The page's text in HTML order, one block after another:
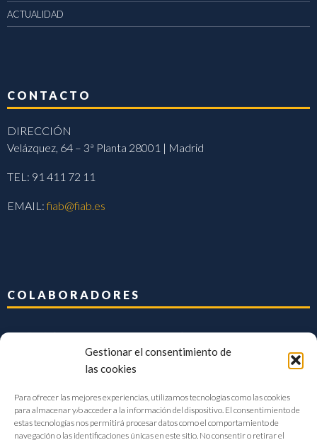
Gestionar el consentimiento de
las cookies
Para ofrecer las mejores experiencias, utilizamos tecnologías como las cookies
para almacenar y/o acceder a la información del dispositivo. El consentimiento de
estas tecnologías nos permitirá procesar datos como el comportamiento de
navegación o las identificaciones únicas en este sitio. No consentir o retirar el
ACTUALIDAD
CONTACTO
DIRECCIÓN
Velázquez, 64 – 3ª Planta 28001 | Madrid
TEL: 91 411 72 11
EMAIL:fiab@fiab.es
COLABORADORES